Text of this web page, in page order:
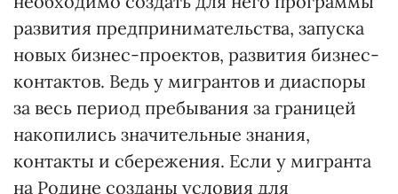
развития предпринимательства, запуска
новых бизнес-проектов, развития бизнес-
контактов. Ведь у мигрантов и диаспоры
за весь период пребывания за границей
накопились значительные знания,
контакты и сбережения. Если у мигранта
на Родине созданы условия для